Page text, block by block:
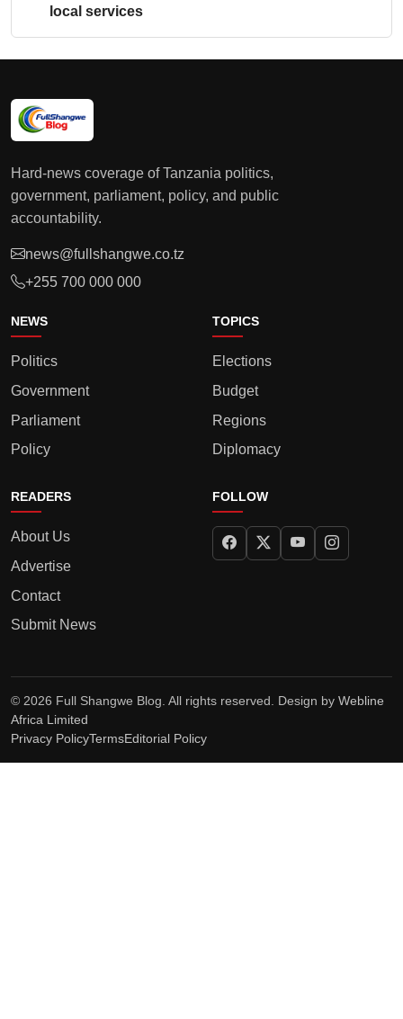
local services
Hard-news coverage of Tanzania politics,
government, parliament, policy, and public
accountability.
news@fullshangwe.co.tz
+255 700 000 000
NEWS
Politics
Government
Parliament
Policy
TOPICS
Elections
Budget
Regions
Diplomacy
READERS
About Us
Advertise
Contact
Submit News
FOLLOW
© 2026 Full Shangwe Blog. All rights reserved. Design by Webline
Africa Limited
Privacy PolicyTermsEditorial Policy